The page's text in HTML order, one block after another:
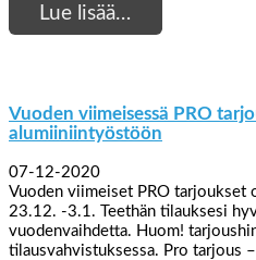
Lue lisää…
Vuoden viimeisessä PRO
alumiiniintyöstöön
07-12-2020
Vuoden viimeiset PRO tarjoukset
23.12. -3.1. Teethän tilauksesi
vuodenvaihdetta. Huom!
tilausvahvistuksessa. Pro tarjous